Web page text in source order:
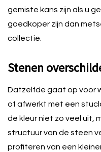
gemiste kans zijn als u
goedkoper zijn dan
collectie.
Stenen
Datzelfde gaat op voor
of afwerkt met een
de kleur niet zo veel uit,
structuur van de steen
profiteren van een